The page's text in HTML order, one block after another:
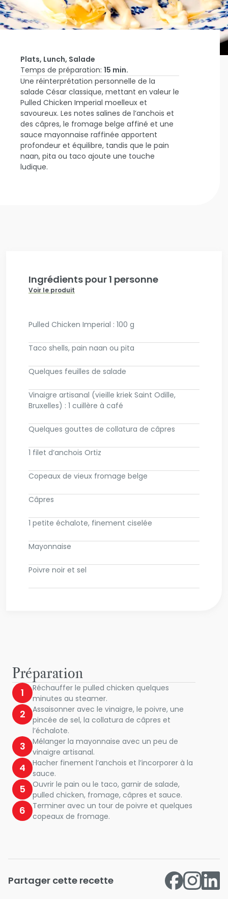
Accueil
Inspire-
moi
Salade
César
Revisitée
Au Pulled
Chicken
Imperial
Plats, Lunch, Salade
Temps de préparation: 15 min.
Une réinterprétation personnelle de la
salade César classique, mettant en valeur le
Pulled Chicken Imperial moelleux et
savoureux. Les notes salines de l’anchois et
des câpres, le fromage belge affiné et une
sauce mayonnaise raffinée apportent
profondeur et équilibre, tandis que le pain
naan, pita ou taco ajoute une touche
ludique.
Ingrédients pour 1 personne
Voir le produit
Pulled Chicken Imperial : 100 g
Taco shells, pain naan ou pita
Quelques feuilles de salade
Vinaigre artisanal (vieille kriek Saint Odille,
Bruxelles) : 1 cuillère à café
Quelques gouttes de collatura de câpres
1 filet d’anchois Ortiz
Copeaux de vieux fromage belge
Câpres
1 petite échalote, finement ciselée
Mayonnaise
Poivre noir et sel
Préparation
1
Réchauffer le pulled chicken quelques
minutes au steamer.
2
Assaisonner avec le vinaigre, le poivre, une
pincée de sel, la collatura de câpres et
l’échalote.
3
Mélanger la mayonnaise avec un peu de
vinaigre artisanal.
4
Hacher finement l’anchois et l’incorporer à la
sauce.
5
Ouvrir le pain ou le taco, garnir de salade,
pulled chicken, fromage, câpres et sauce.
6
Terminer avec un tour de poivre et quelques
copeaux de fromage.
Partager cette recette